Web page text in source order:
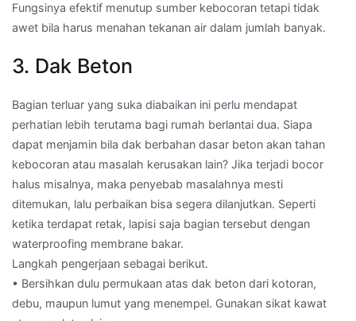
Fungsinya efektif menutup sumber kebocoran tetapi tidak
awet bila harus menahan tekanan air dalam jumlah banyak.
3. Dak Beton
Bagian terluar yang suka diabaikan ini perlu mendapat
perhatian lebih terutama bagi rumah berlantai dua. Siapa
dapat menjamin bila dak berbahan dasar beton akan tahan
kebocoran atau masalah kerusakan lain? Jika terjadi bocor
halus misalnya, maka penyebab masalahnya mesti
ditemukan, lalu perbaikan bisa segera dilanjutkan. Seperti
ketika terdapat retak, lapisi saja bagian tersebut dengan
waterproofing membrane bakar.
Langkah pengerjaan sebagai berikut.
• Bersihkan dulu permukaan atas dak beton dari kotoran,
debu, maupun lumut yang menempel. Gunakan sikat kawat